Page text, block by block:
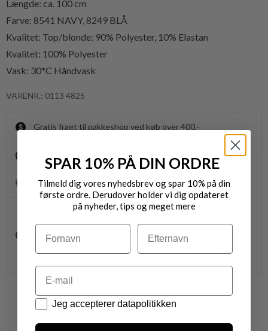
Længde: ca. 100 cm
Farve: 8541 NAVY, 8249 BLÅ
Kvalitet: Top/blonde: 90% Polyester, 10% Elastan
Kvalitet: 100% Polyester
Vask: 30*C Håndvask
VARENR.: 0113 4825
Gratis fragt til pakkeshop ved køb over 400,-
Byt/Returnér i vores butikker
Levering 1-3 dage
Kontakt din nærmeste forretning for ydeligere info.
VARER FRA SAMME MÆRKE
SPAR 10% PÅ DIN ORDRE
Tilmeld dig vores nyhedsbrev og spar 10% på din
første ordre. Derudover holder vi dig opdateret
på nyheder, tips og meget mere
Navn Efternavn
Email
Datapolitik
Jeg accepterer datapolitikken